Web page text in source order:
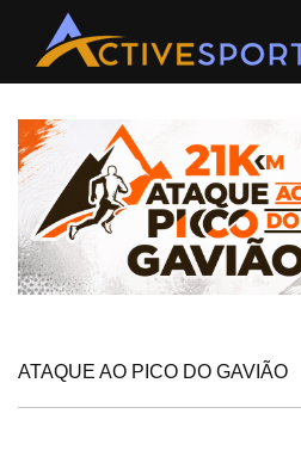
ATAQUE AO PICO DO GAVIÃO